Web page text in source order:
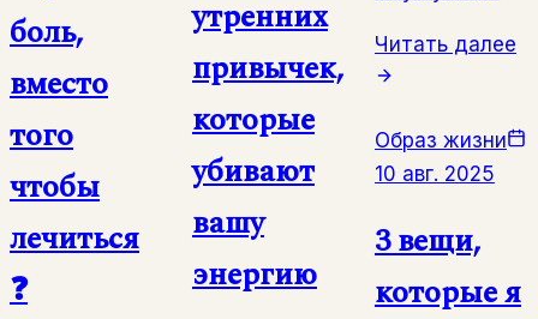
боль,
вместо
того
чтобы
лечиться
❓
утренних
привычек,
которые
убивают
вашу
энергию
Читать далее
Образ жизни
10 авг. 2025
3 вещи,
которые я